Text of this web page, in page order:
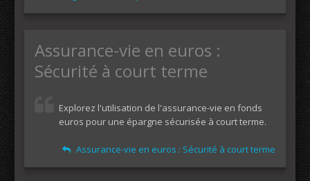
Assurance-vie en euros :
Sécurité à court terme
Explorez l'utilisation de l'assurance-vie en fonds
euros pour une épargne sécurisée à court terme.
Assurance-vie en euros : Sécurité à court terme